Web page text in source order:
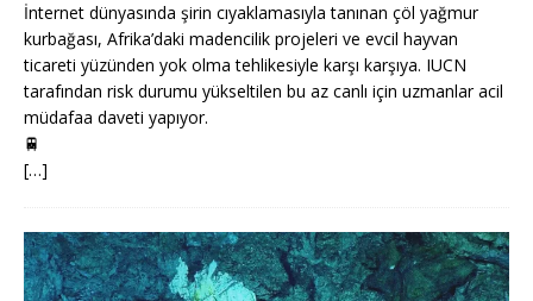
İnternet dünyasında şirin cıyaklamasıyla tanınan çöl yağmur
kurbağası, Afrika’daki madencilik projeleri ve evcil hayvan
ticareti yüzünden yok olma tehlikesiyle karşı karşıya. IUCN
tarafından risk durumu yükseltilen bu az canlı için uzmanlar acil
müdafaa daveti yapıyor.
🚆
[…]